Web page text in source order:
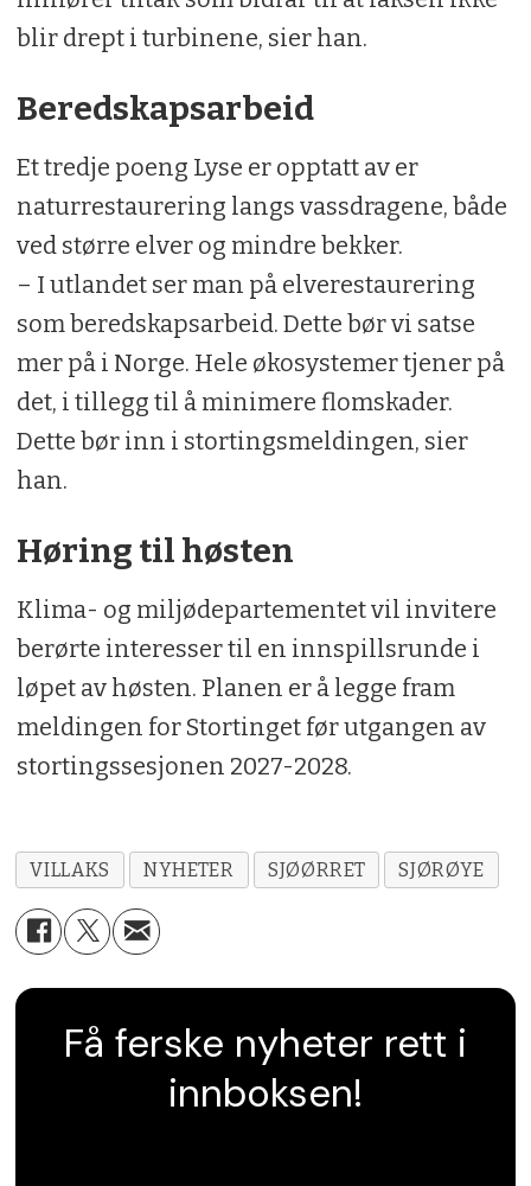
blir drept i turbinene, sier han.
Beredskapsarbeid
Et tredje poeng Lyse er opptatt av er
naturrestaurering langs vassdragene, både
ved større elver og mindre bekker.
– I utlandet ser man på elverestaurering
som beredskapsarbeid. Dette bør vi satse
mer på i Norge. Hele økosystemer tjener på
det, i tillegg til å minimere flomskader.
Dette bør inn i stortingsmeldingen, sier
han.
Høring til høsten
Klima- og miljødepartementet vil invitere
berørte interesser til en innspillsrunde i
løpet av høsten. Planen er å legge fram
meldingen for Stortinget før utgangen av
stortingssesjonen 2027-2028.
VILLAKS NYHETER SJØØRRET SJØRØYE
Få ferske nyheter rett i
innboksen!